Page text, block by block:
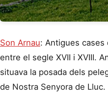
Son Arnau: Antigues
entre el segle XVII i XVIII.
situava la posada dels
de Nostra Senyora de Lluc.